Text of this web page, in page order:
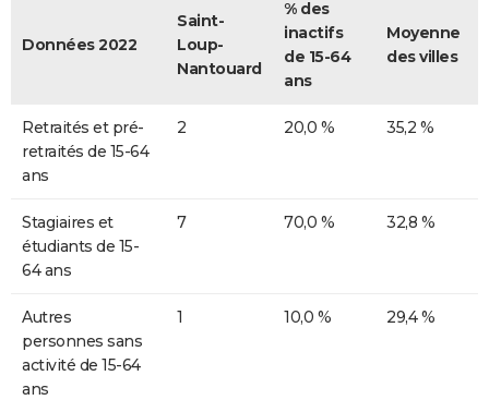
Données 2022
Saint-
Loup-
Nantouard
% des
inactifs
de 15-64
ans
Moyenne
des villes
Retraités et pré-
retraités de 15-64
ans
2 20,0 % 35,2 %
Stagiaires et
étudiants de 15-
64 ans
7 70,0 % 32,8 %
Autres
personnes sans
activité de 15-64
ans
1 10,0 % 29,4 %